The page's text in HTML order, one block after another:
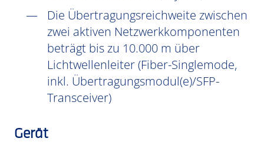
Die Übertragungsreichweite zwischen
zwei aktiven Netzwerkkomponenten
beträgt bis zu 10.000 m über
Lichtwellenleiter (Fiber-Singlemode,
inkl. Übertragungsmodul(e)/SFP-
Transceiver)
Gerät